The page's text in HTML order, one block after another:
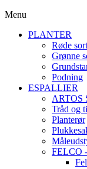
Menu
PLANTER
Røde
Grønne
Podning
ESPALLIER
ARTOS
Tråd og
Planterør
FELCO